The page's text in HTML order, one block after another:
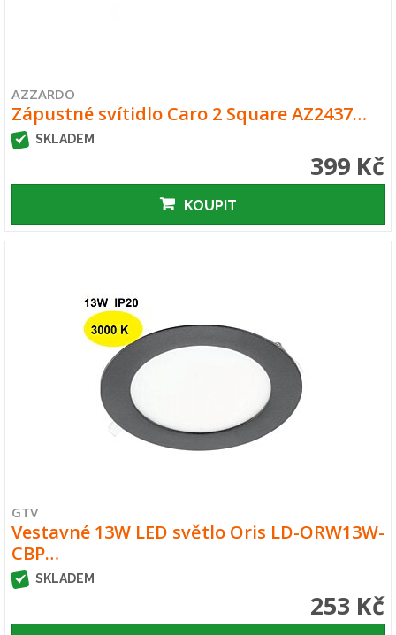
AZZARDO
Zápustné svítidlo Caro 2 Square AZ2437…
SKLADEM
399 Kč
KOUPIT
GTV
Vestavné 13W LED světlo Oris LD-ORW13W-
CBP…
SKLADEM
253 Kč